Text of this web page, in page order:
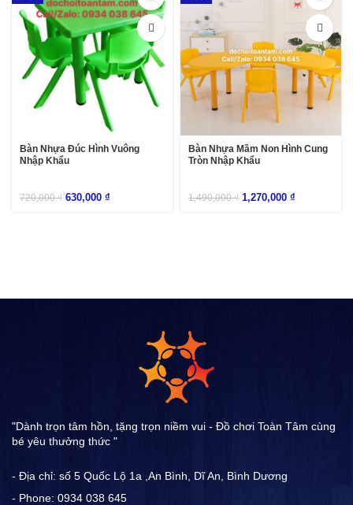
Bàn Nhựa Đúc Hình Vuông
Nhập Khẩu
720,000₫ 630,000 ₫
Bàn Nhựa Mầm Non Hình Cung
Tròn Nhập Khẩu
1,490,000₫ 1,270,000 ₫
"Dành trọn tâm hồn, tặng trọn niềm vui - Đồ chơi Toàn Tâm cùng
bé yêu thưởng thức "
- Địa chỉ: số 5 Quốc Lộ 1a ,An Bình, Dĩ An, Bình Dương
- Phone: 0934 038 645